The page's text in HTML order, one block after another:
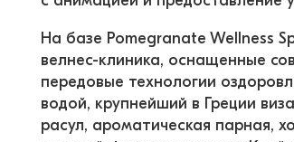
На базе Pomegranate Wellness
велнес-клиника, оснащенные
передовые технологии
водой, крупнейший в Греции
расул, ароматическая парная,